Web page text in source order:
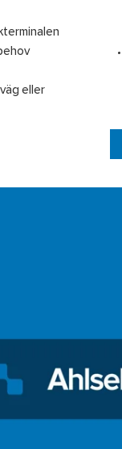
eller